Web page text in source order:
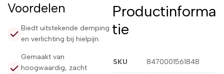
Voordelen
Biedt uitstekende demping
en verlichting bij hielpijn.
Gemaakt van
hoogwaardig, zacht
Productinforma
tie
SKU 8470001561848